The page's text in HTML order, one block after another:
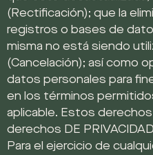
(Rectificación); que la
registros o bases de
misma no está siendo
(Cancelación); así como
datos personales para
en los términos
aplicable. Estos
derechos DE
Para el ejercicio de